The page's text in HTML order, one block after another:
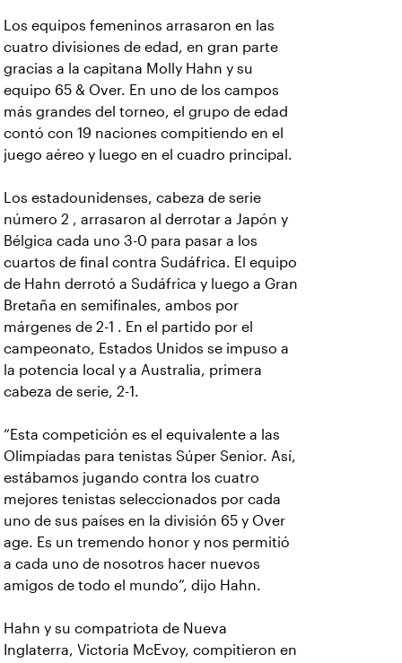
Los equipos femeninos arrasaron en las
cuatro divisiones de edad, en gran parte
gracias a la capitana Molly Hahn y su
equipo 65 & Over. En uno de los campos
más grandes del torneo, el grupo de edad
contó con 19 naciones compitiendo en el
juego aéreo y luego en el cuadro principal.
Los estadounidenses, cabeza de serie
número 2 , arrasaron al derrotar a Japón y
Bélgica cada uno 3-0 para pasar a los
cuartos de final contra Sudáfrica. El equipo
de Hahn derrotó a Sudáfrica y luego a Gran
Bretaña en semifinales, ambos por
márgenes de 2-1 . En el partido por el
campeonato, Estados Unidos se impuso a
la potencia local y a Australia, primera
cabeza de serie, 2-1.
“Esta competición es el equivalente a las
Olimpíadas para tenistas Súper Senior. Así,
estábamos jugando contra los cuatro
mejores tenistas seleccionados por cada
uno de sus países en la división 65 y Over
age. Es un tremendo honor y nos permitió
a cada uno de nosotros hacer nuevos
amigos de todo el mundo”, dijo Hahn.
Hahn y su compatriota de Nueva
Inglaterra, Victoria McEvoy, compitieron en